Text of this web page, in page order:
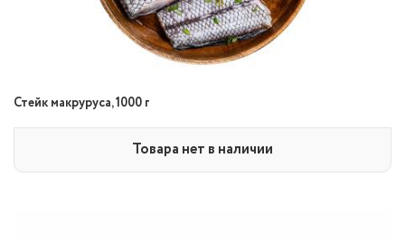
Стейк макруруса, 1000 г
Товара нет в наличии